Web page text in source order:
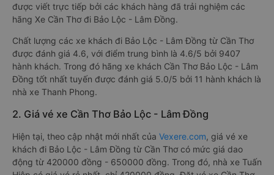
được viết trực tiếp bởi các khách hàng đã trải nghiệm các
hãng Xe Cần Thơ đi Bảo Lộc - Lâm Đồng.
Chất lượng các xe khách đi Bảo Lộc - Lâm Đồng từ Cần Thơ
được đánh giá 4.6, với điểm trung bình là 4.6/5 bởi 9407
hành khách. Trong đó hãng xe khách Cần Thơ Bảo Lộc - Lâm
Đồng tốt nhất tuyến được đánh giá 5.0/5 bởi 11 hành khách là
nhà xe Thanh Phong.
2. Giá vé xe Cần Thơ Bảo Lộc - Lâm Đồng
Hiện tại, theo cập nhật mới nhất của Vexere.com, giá vé xe
khách đi Bảo Lộc - Lâm Đồng từ Cần Thơ có mức giá dao
động từ 420000 đồng - 650000 đồng. Trong đó, nhà xe Tuấn